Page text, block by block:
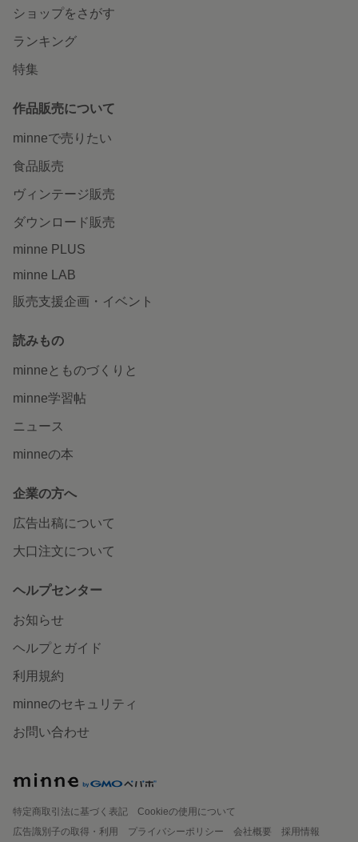
ショップをさがす
ランキング
特集
作品販売について
minneで売りたい
食品販売
ヴィンテージ販売
ダウンロード販売
minne PLUS
minne LAB
販売支援企画・イベント
読みもの
minneとものづくりと
minne学習帖
ニュース
minneの本
企業の方へ
広告出稿について
大口注文について
ヘルプセンター
お知らせ
ヘルプとガイド
利用規約
minneのセキュリティ
お問い合わせ
特定商取引法に基づく表記
Cookieの使用について
広告識別子の取得・利用
プライバシーポリシー 会社概要
採用情報